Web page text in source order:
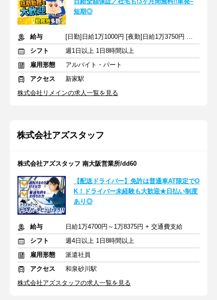
短期◎
給与
[日勤]日給1万1000円 [夜勤]日給1万3750円 ※交通費全額支給
シフト
週1日以上 1日8時間以上
雇用形態
アルバイト・パート
アクセス
新家駅
株式会社リメインの求人一覧を見る
株式会社アズスタッフ
株式会社アズスタッフ 南大阪営業所/dd60
【配送ドライバー】免許は普通車AT限定でO
K！ドライバー未経験も大歓迎★日払い制度
あり◎
給与
日給1万4700円～1万8375円 + 交通費支給
シフト
週4日以上 1日8時間以上
雇用形態
派遣社員
アクセス
和泉砂川駅
株式会社アズスタッフの求人一覧を見る